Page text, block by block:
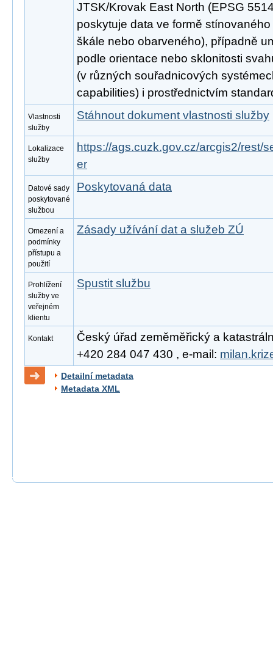
JTSK/Krovak East North (EPSG
poskytuje data ve formě
škále nebo obarveného), případně
podle orientace nebo sklonitosti
(v různých souřadnicových
capabilities) i prostřednictvím
Vlastnosti
služby
Stáhnout dokument vlastnosti služby
Lokalizace
služby
https://ags.cuzk.gov.cz/arcgis2/rest/
er
Datové sady
poskytované
službou
Poskytovaná data
Omezení a
podmínky
přístupu a
použití
Zásady užívání dat a služeb ZÚ
Prohlížení
služby ve
veřejném
klientu
Spustit službu
Kontakt
Český úřad zeměměřický a
+420 284 047 430 , e-mail:
Detailní metadata
Metadata XML